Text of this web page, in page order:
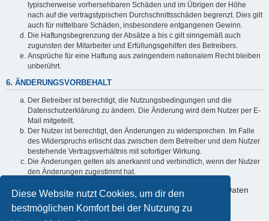
Diese Website nutzt Cookies, um dir den
bestmöglichen Komfort bei der Nutzung zu
typischerweise vorhersehbaren Schäden und im Übrigen der Höhe
nach auf die vertragstypischen Durchschnittsschäden begrenzt. Dies gilt
auch für mittelbare Schäden, insbesondere entgangenen Gewinn.
Die Haftungsbegrenzung der Absätze a bis c gilt sinngemäß auch
zugunsten der Mitarbeiter und Erfüllungsgehilfen des Betreibers.
Ansprüche für eine Haftung aus zwingendem nationalem Recht bleiben
unberührt.
6. ÄNDERUNGSVORBEHALT
Der Betreiber ist berechtigt, die Nutzungsbedingungen und die
Datenschutzerklärung zu ändern. Die Änderung wird dem Nutzer per E-
Mail mitgeteilt.
Der Nutzer ist berechtigt, den Änderungen zu widersprechen. Im Falle
des Widerspruchs erlischt das zwischen dem Betreiber und dem Nutzer
bestehende Vertragsverhältnis mit sofortiger Wirkung.
Die Änderungen gelten als anerkannt und verbindlich, wenn der Nutzer
den Änderungen zugestimmt hat.
Informationen über den Umgang mit deinen persönlichen Daten
sind in der Datenschutzerklärung enthalten.